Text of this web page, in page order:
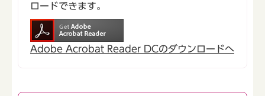
ロードできます。
Adobe Acrobat Reader DCのダウンロードへ